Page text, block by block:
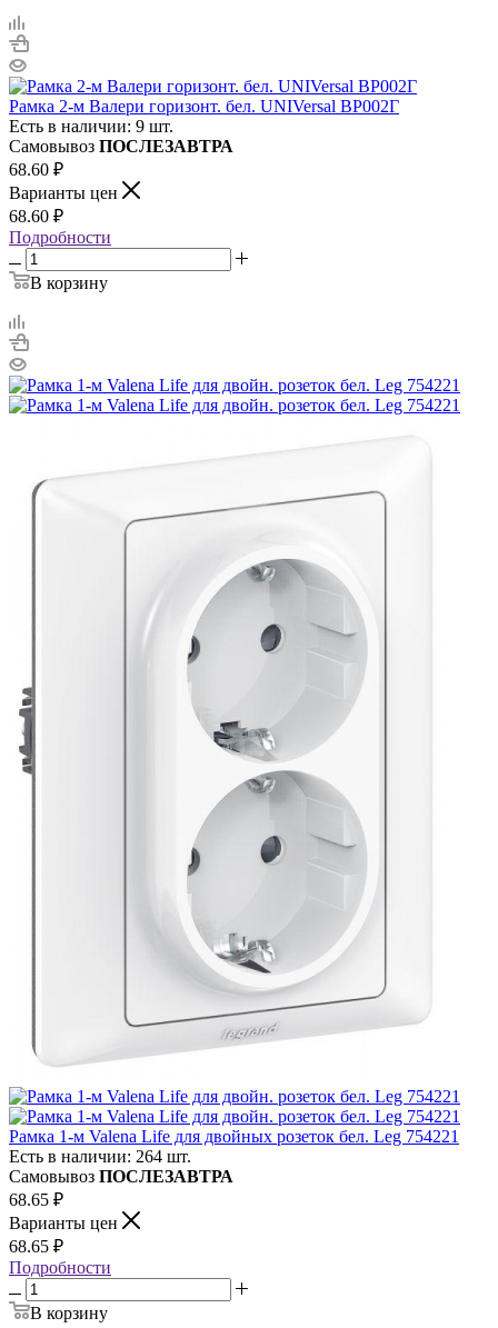
Рамка 2-м Валери горизонт. бел. UNIVersal ВР002Г
Есть в наличии: 9 шт.
Самовывоз ПОСЛЕЗАВТРА
68.60 ₽
Варианты цен
68.60 ₽
Подробности
В корзину
Рамка 1-м Valena Life для двойных розеток бел. Leg 754221
Есть в наличии: 264 шт.
Самовывоз ПОСЛЕЗАВТРА
68.65 ₽
Варианты цен
68.65 ₽
Подробности
В корзину